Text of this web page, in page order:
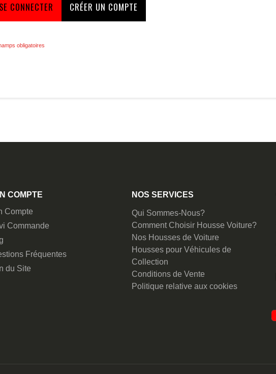
SE CONNECTER CRÉER UN COMPTE
COMPTE
Compte
Commande
Fréquentes
du Site
NOS SERVICES
Qui Sommes-Nous?
Comment Choisir Housse Voiture?
Nos Housses de Voiture
Housses pour Véhicules de
Collection
Conditions de Vente
Politique relative aux cookies